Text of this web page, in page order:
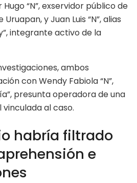
“N”, exservidor público de
y Juan Luis “N”, alias
integrante activo de la
ambos
con Wendy Fabiola “N”,
presunta operadora de una
al caso.
habría filtrado
e